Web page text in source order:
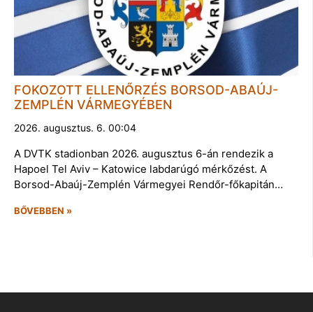
FOKOZOTT ELLENŐRZÉS BORSOD-ABAÚJ-
ZEMPLÉN VÁRMEGYÉBEN
2026. augusztus. 6. 00:04
A DVTK stadionban 2026. augusztus 6-án rendezik a
Hapoel Tel Aviv – Katowice labdarúgó mérkőzést. A
Borsod-Abaúj-Zemplén Vármegyei Rendőr-főkapitán…
BŐVEBBEN »